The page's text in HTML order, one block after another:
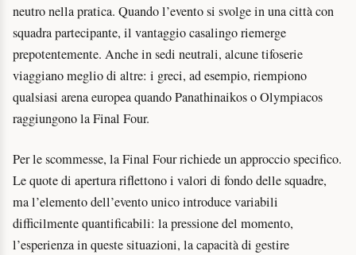
neutro nella pratica. Quando l’evento si svolge in una città con
squadra partecipante, il vantaggio casalingo riemerge
prepotentemente. Anche in sedi neutrali, alcune tifoserie
viaggiano meglio di altre: i greci, ad esempio, riempiono
qualsiasi arena europea quando Panathinaikos o Olympiacos
raggiungono la Final Four.
Per le scommesse, la Final Four richiede un approccio specifico.
Le quote di apertura riflettono i valori di fondo delle squadre,
ma l’elemento dell’evento unico introduce variabili
difficilmente quantificabili: la pressione del momento,
l’esperienza in queste situazioni, la capacità di gestire